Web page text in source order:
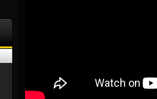
Dhoraso Moreo KLAS